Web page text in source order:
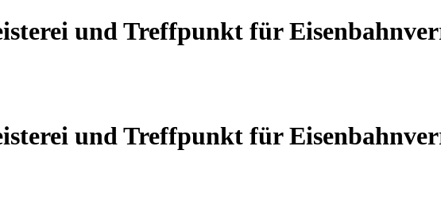
und Treffpunkt für
und Treffpunkt für